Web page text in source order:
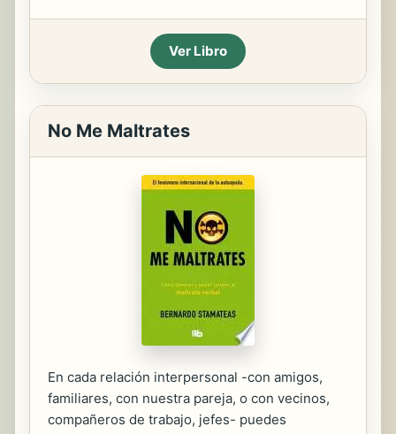
Ver Libro
No Me Maltrates
En cada relación interpersonal -con amigos,
familiares, con nuestra pareja, o con vecinos,
compañeros de trabajo, jefes- puedes